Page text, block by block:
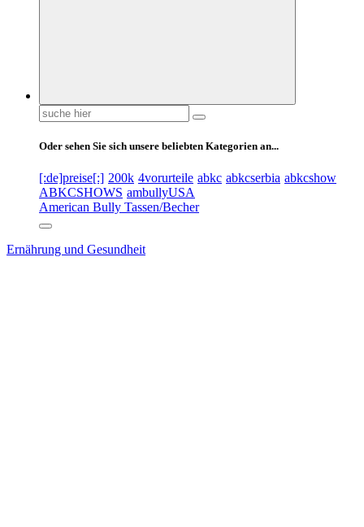
Suchen
nach:
Oder sehen Sie sich unsere beliebten Kategorien an...
[:de]preise[:] 200k 4vorurteile abkc abkcserbia abkcshow
ABKCSHOWS ambullyUSA
American Bully Tassen/Becher
Ernährung und Gesundheit